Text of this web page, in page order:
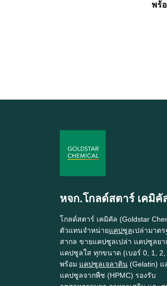
พร้
หจก.โกลด์สตาร์ เคมิคั
โกลด์สตาร์ เคมิคัล (Goldstar
ตัวแทนจำหน่ายแคปซูลเปล่ามาต
สากล ขายแคปซูลเปล่า แคปซูลยา
แคปซูลใส ทุกขนาด (เบอร์ 0, 1, 2,
พร้อม แคปซูลเจลาติน (Gelatin) แ
แคปซูลจากพืช (HPMC) รองรับ